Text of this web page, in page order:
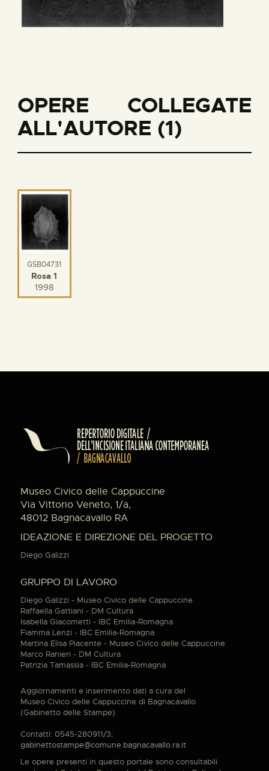
OPERE COLLEGATE
ALL'AUTORE (1)
GSB04731
Rosa 1
1998
Museo Civico delle Cappuccine
Via Vittorio Veneto, 1/a,
48012 Bagnacavallo RA
IDEAZIONE E DIREZIONE DEL PROGETTO
Diego Galizzi
GRUPPO DI LAVORO
Diego Galizzi - Museo Civico delle Cappuccine
Raffaella Gattiani - DM Cultura
Isabella Giacometti - IBC Emilia-Romagna
Fiamma Lenzi - IBC Emilia-Romagna
Martina Elisa Piacente - Museo Civico delle Cappuccine
Marco Ranieri - DM Cultura
Patrizia Tamassia - IBC Emilia-Romagna
Aggiornamenti e inserimento dati a cura del
Museo Civico delle Cappuccine di Bagnacavallo
(Gabinetto delle Stampe).
Contatti: 0545-280911/3;
gabinettostampe@comune.bagnacavallo.ra.it
Le opere presenti in questo portale sono consultabili